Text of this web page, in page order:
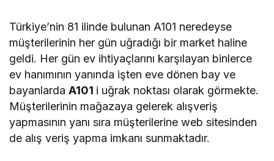
Türkiye’nin 81 ilinde bulunan A101 neredeyse
müşterilerinin her gün uğradığı bir market haline
geldi. Her gün ev ihtiyaçlarını karşılayan binlerce
ev hanımının yanında işten eve dönen bay ve
bayanlardaA101 i uğrak noktası olarak görmekte.
Müşterilerinin mağazaya gelerek alışveriş
yapmasının yanı sıra müşterilerine web sitesinden
de alış veriş yapma imkanı sunmaktadır.